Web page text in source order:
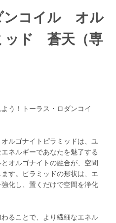
ンコイル オル
ッド 蒼天（専
う！トーラス・ロダンコイ
ルゴナイトピラミッドは、ユ
ネルギーであなたを魅了する
オルゴナイトの融合が、空間
す。ピラミッドの形状は、エ
化し、置くだけで空間を浄化
ることで、より繊細なエネル